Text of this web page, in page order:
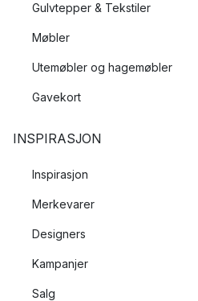
Gulvtepper & Tekstiler
Møbler
Utemøbler og hagemøbler
Gavekort
INSPIRASJON
Inspirasjon
Merkevarer
Designers
Kampanjer
Salg